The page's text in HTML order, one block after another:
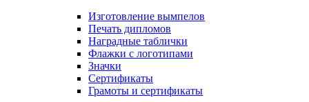
Изготовление вымпелов
Печать дипломов
Наградные таблички
Флажки с логотипами
Значки
Сертификаты
Грамоты и сертификаты